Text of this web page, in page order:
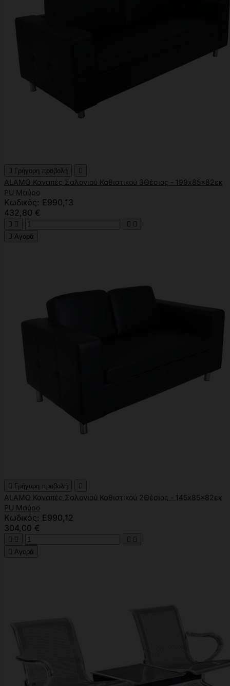
 Γρήγορη προβολή 
ALAMO Καναπές Σαλονιού Καθιστικού 3Θέσιος - 199x85x82εκ
PU Μαύρο
Κωδικός: Ε990,13
432,80 €
   
 Αγορά
 Γρήγορη προβολή 
ALAMO Καναπές Σαλονιού Καθιστικού 2Θέσιος - 145x85x82εκ
PU Μαύρο
Κωδικός: Ε990,12
304,00 €
   
 Αγορά